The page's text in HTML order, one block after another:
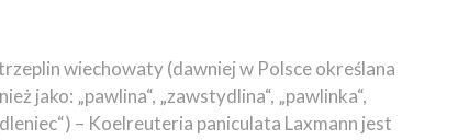
wiechowaty (dawniej w Polsce określana
jako: „pawlina“, „zawstydlina“, „pawlinka“,
– Koelreuteria paniculata Laxmann jest